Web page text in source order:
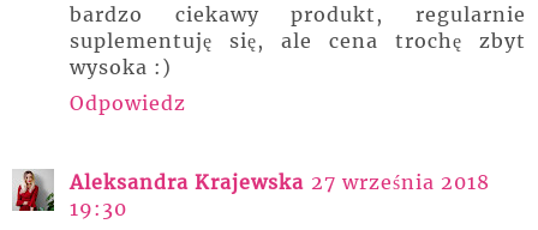
bardzo ciekawy produkt, regularnie
suplementuję się, ale cena trochę zbyt
wysoka :)
Odpowiedz
Aleksandra Krajewska 27 września 2018
19:30